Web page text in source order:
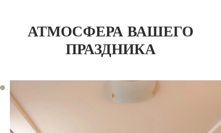
АТМОСФЕРА ВАШЕГО
ПРАЗДНИКА